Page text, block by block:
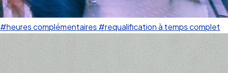
#heures complémentaires #requalification à temps complet